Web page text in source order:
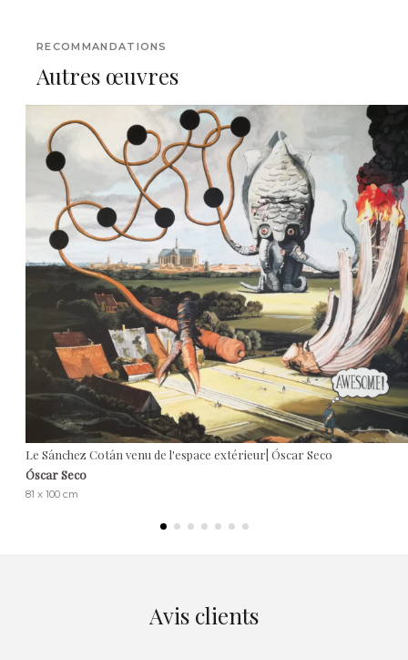
RECOMMANDATIONS
Autres œuvres
Le Sánchez Cotán venu de l'espace extérieur| Óscar Seco
Óscar Seco
81 x 100 cm
Avis clients